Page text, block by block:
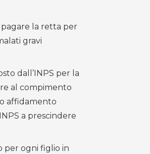
la retta per
gravi
dall’INPS per la
al compimento
affidamento
a prescindere
per ogni figlio in